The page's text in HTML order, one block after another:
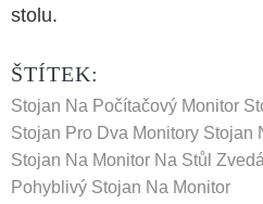
stolu.
ŠTÍTEK:
Stojan Na Počítačový Monitor
Stojan Pro Dva Monitory Stojan
Stojan Na Monitor Na Stůl
Pohyblivý Stojan Na Monitor